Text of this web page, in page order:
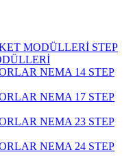
STEP
NEMA 14 STEP
NEMA 17 STEP
NEMA 23 STEP
NEMA 24 STEP